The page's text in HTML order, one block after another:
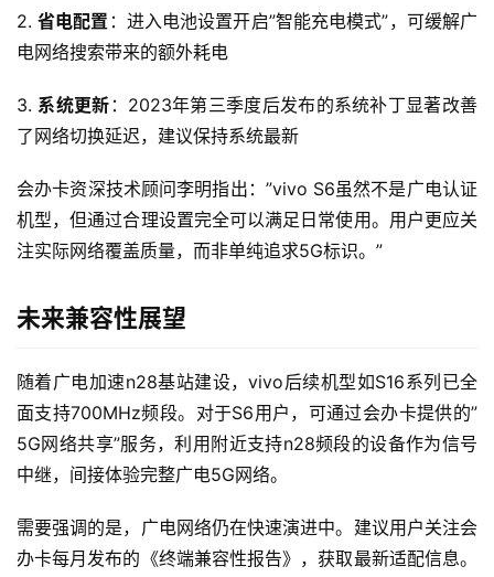
面
2. 省电配置 ：进入电池设置开启”智能充电模式”，可缓解广
电网络搜索带来的额外耗电
3. 系统更新 ：2023年第三季度后发布的系统补丁显著改善
了网络切换延迟，建议保持系统最新
会办卡资深技术顾问李明指出：”vivo S6虽然不是广电认证
机型，但通过合理设置完全可以满足日常使用。用户更应关
注实际网络覆盖质量，而非单纯追求5G标识。”
未来兼容性展望
随着广电加速n28基站建设，vivo后续机型如S16系列已全
面支持700MHz频段。对于S6用户，可通过会办卡提供的”
5G网络共享”服务，利用附近支持n28频段的设备作为信号
中继，间接体验完整广电5G网络。
需要强调的是，广电网络仍在快速演进中。建议用户关注会
办卡每月发布的《终端兼容性报告》，获取最新适配信息。